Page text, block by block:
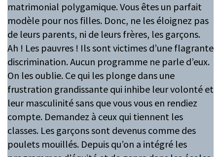
matrimonial polygamique. Vous êtes un parfait
modèle pour nos filles. Donc, ne les éloignez pas
de leurs parents, ni de leurs frères, les garçons.
Ah ! Les pauvres ! Ils sont victimes d’une flagrante
discrimination. Aucun programme ne parle d’eux.
On les oublie. Ce qui les plonge dans une
frustration grandissante qui inhibe leur volonté et
leur masculinité sans que vous vous en rendiez
compte. Demandez à ceux qui tiennent les
classes. Les garçons sont devenus comme des
poulets mouillés. Depuis qu’on a intégré les